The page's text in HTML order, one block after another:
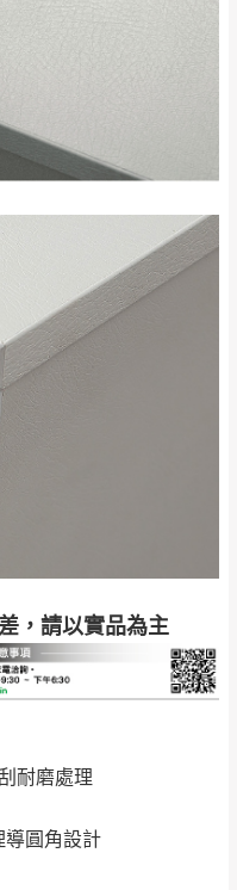
，請以實品為主
耐磨處理
導圓角設計
。
天候惡劣、過於偏遠之
於困難等因素，導致無
大努力完成配送外，視
家無提供吊掛服務，若
運，費用將由買方自行
，司機當天到貨前皆會
家等貨，以免浪費你的
害警報等不可抗力情
全，本司得視狀況延後
前、閉店後時段，並送
法送至指定樓面。
品，可能會因個人
析度等因素， 與實
不同，如因此而需
及人資成本
商品尺寸是否合適)。
大型物件因為人工
值(約正負0.5CM)
貨，請於收到貨7日
ID：@dershin
整包裝。鑑賞期間
汙損破壞，恕無法
每周(三)、(日)兩天
務，超過7日鑑賞
人使用習慣、居家
用，需由消費者自
報價，消費者同意將
:鑑賞期非試用期)，
鑑賞期內退貨之情
。
場合之商品則無享